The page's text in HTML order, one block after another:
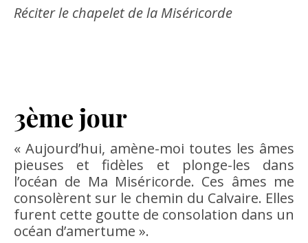
Réciter le chapelet de la Miséricorde
3ème jour
« Aujourd’hui, amène-moi toutes les âmes
pieuses et fidèles et plonge-les dans
l’océan de Ma Miséricorde. Ces âmes me
consolèrent sur le chemin du Calvaire. Elles
furent cette goutte de consolation dans un
océan d’amertume ».